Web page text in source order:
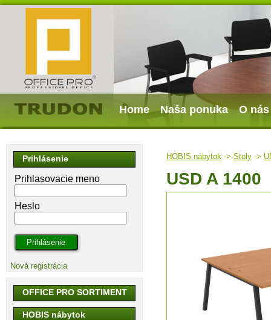
Home Naša ponuka O nás
HOBIS nábytok -> Stoly ->
USD A 1400
Prihlásenie
Prihlasovacie meno
Heslo
Nová registrácia
OFFICE PRO SORTIMENT
HOBIS nábytok